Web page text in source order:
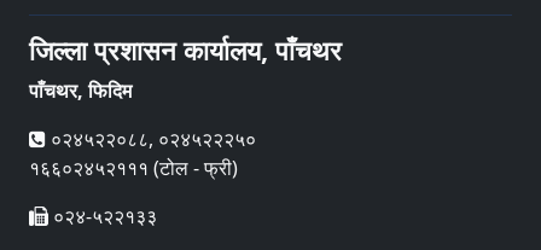
जिल्ला प्रशासन कार्यालय, पाँचथर
पाँचथर, फिदिम
०२४५२२०८८, ०२४५२२२५०
१६६०२४५२१११ (टोल - फ्री)
०२४-५२२१३३